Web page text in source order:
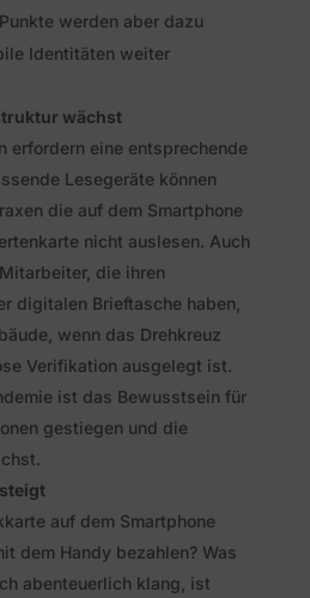
werden aber dazu
Identitäten weiter
wächst
erfordern eine entsprechende
Lesegeräte können
die auf dem Smartphone
nicht auslesen. Auch
die ihren
digitalen Brieftasche haben,
wenn das Drehkreuz
Verifikation ausgelegt ist.
ist das Bewusstsein für
gestiegen und die
auf dem Smartphone
dem Handy bezahlen? Was
abenteuerlich klang, ist